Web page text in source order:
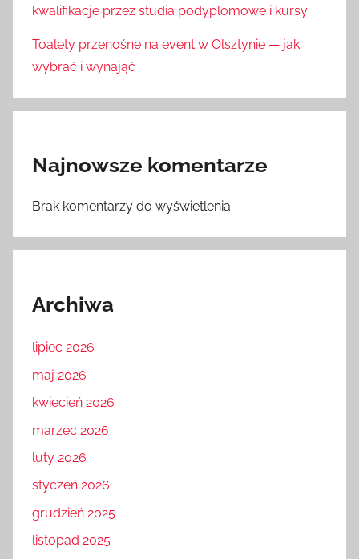
kwalifikacje przez studia podyplomowe i kursy
Toalety przenośne na event w Olsztynie — jak
wybrać i wynająć
Najnowsze komentarze
Brak komentarzy do wyświetlenia.
Archiwa
lipiec 2026
maj 2026
kwiecień 2026
marzec 2026
luty 2026
styczeń 2026
grudzień 2025
listopad 2025